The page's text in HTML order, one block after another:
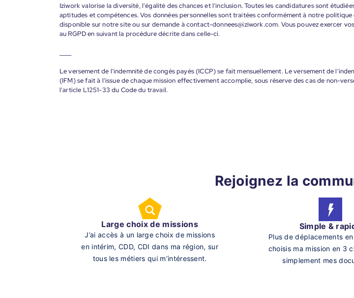
Iziwork valorise la diversité, l'égalité des chances et l'inclusion. Toutes les candidatures sont
aptitudes et compétences. Vos données personnelles sont traitées conformément à notre
disponible sur notre site ou sur demande à contact-donnees@iziwork.com. Vous pouvez exercer
au RGPD en suivant la procédure décrite dans celle-ci.
Le versement de l'indemnité de congés payés (ICCP) se fait mensuellement. Le versement de
(IFM) se fait à l'issue de chaque mission effectivement accomplie, sous réserve des cas de non-
l'article L1251-33 du Code du travail.
Rejoignez la
Large choix de missions
J’ai accès à un large choix de missions
en intérim, CDD, CDI dans ma région, sur
tous les métiers qui m’intéressent.
Simple &
Plus de déplacements
choisis ma mission en 3
simplement mes